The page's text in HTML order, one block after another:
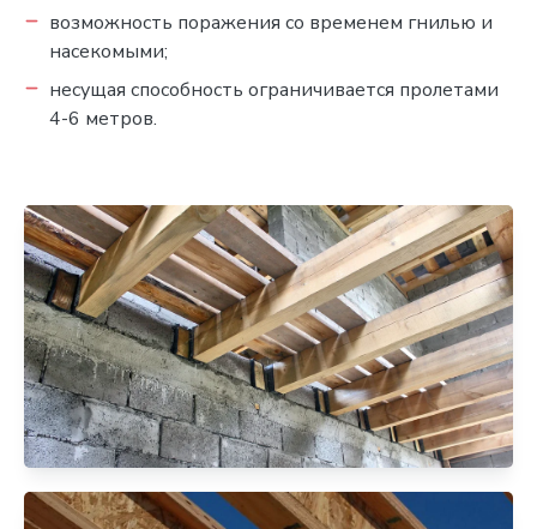
возможность поражения со временем гнилью и
насекомыми;
несущая способность ограничивается пролетами
4-6 метров.